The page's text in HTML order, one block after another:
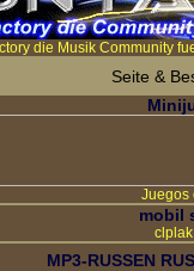
die Musik Community
Seite &
Juegos
mobil
MP3-RUSSEN